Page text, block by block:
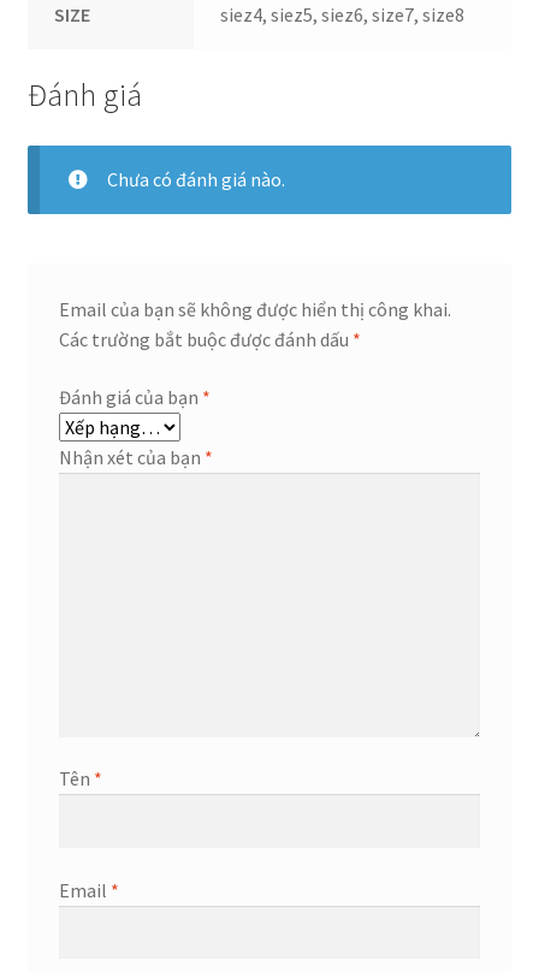
SIZE siez4, siez5, siez6, size7, size8
Đánh giá
Chưa có đánh giá nào.
Email của bạn sẽ không được hiển thị công khai.
Các trường bắt buộc được đánh dấu *
Đánh giá của bạn *
Nhận xét của bạn *
Tên *
Email *